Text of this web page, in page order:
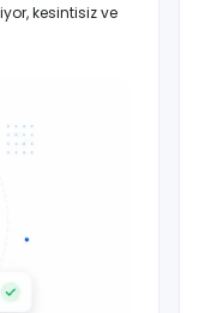
kesintisiz ve